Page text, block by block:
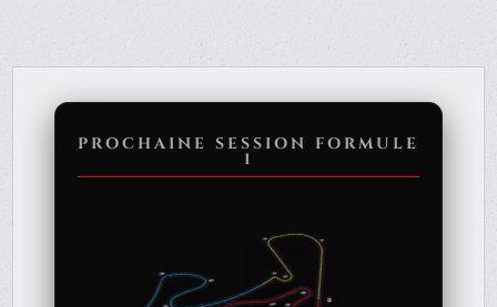
PROCHAINE SESSION FORMULE
1